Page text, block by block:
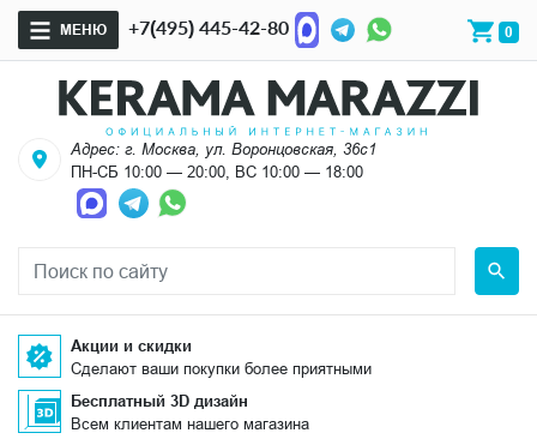
МЕНЮ +7(495) 445-42-80 0
Адрес: г. Москва, ул. Воронцовская, 36с1
ПН-СБ 10:00 — 20:00, ВС 10:00 — 18:00
Акции и скидки
Сделают ваши покупки более приятными
Бесплатный 3D дизайн
Всем клиентам нашего магазина